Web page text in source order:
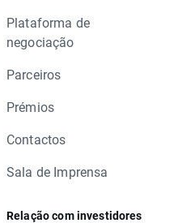
Plataforma de
negociação
Parceiros
Prémios
Contactos
Sala de Imprensa
Relação com investidores